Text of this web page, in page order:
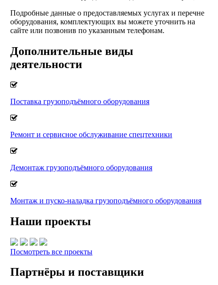
Подробные данные о предоставляемых услугах и перечне
оборудования, комплектующих вы можете уточнить на
сайте или позвонив по указанным телефонам.
Дополнительные виды
деятельности
Поставка грузоподъёмного оборудования
Ремонт и сервисное обслуживание спецтехники
Демонтаж грузоподъёмного оборудования
Монтаж и пуско-наладка грузоподъёмного оборудования
Наши проекты
Посмотреть все проекты
Партнёры и поставщики